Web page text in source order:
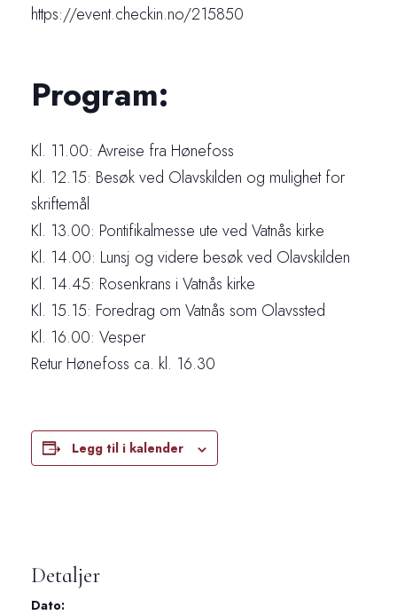
https://event.checkin.no/215850
Program:
Kl. 11.00: Avreise fra Hønefoss
Kl. 12.15: Besøk ved Olavskilden og mulighet for
skriftemål
Kl. 13.00: Pontifikalmesse ute ved Vatnås kirke
Kl. 14.00: Lunsj og videre besøk ved Olavskilden
Kl. 14.45: Rosenkrans i Vatnås kirke
Kl. 15.15: Foredrag om Vatnås som Olavssted
Kl. 16.00: Vesper
Retur Hønefoss ca. kl. 16.30
Legg til i kalender
Detaljer
Dato: